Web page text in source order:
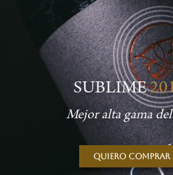
SUBLIME
Mejor alta gama
Quiero comprar